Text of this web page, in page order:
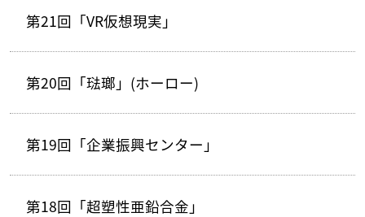
第21回「VR仮想現実」
第20回「琺瑯」(ホーロー)
第19回「企業振興センター」
第18回「超塑性亜鉛合金」